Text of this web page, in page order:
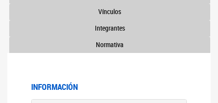
Vínculos
Integrantes
Normativa
INFORMACIÓN